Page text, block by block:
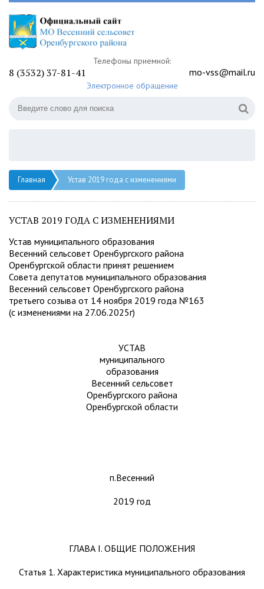
Телефоны приемной:
8 (3532) 37-81-41 mo-vss@mail.ru
Электронное обращение
Главная Устав 2019 года с изменениями
УСТАВ 2019 ГОДА С ИЗМЕНЕНИЯМИ
Устав муниципального образования
Весенний сельсовет Оренбургского района
Оренбургской области принят решением
Совета депутатов муниципального образования
Весенний сельсовет Оренбургского района
третьего созыва от 14 ноября 2019 года №163
(с изменениями на 27.06.2025г)
УСТАВ
муниципального
образования
Весенний сельсовет
Оренбургского района
Оренбургской области
п.Весенний
2019 год
ГЛАВА I. ОБЩИЕ ПОЛОЖЕНИЯ
Статья 1. Характеристика муниципального образования